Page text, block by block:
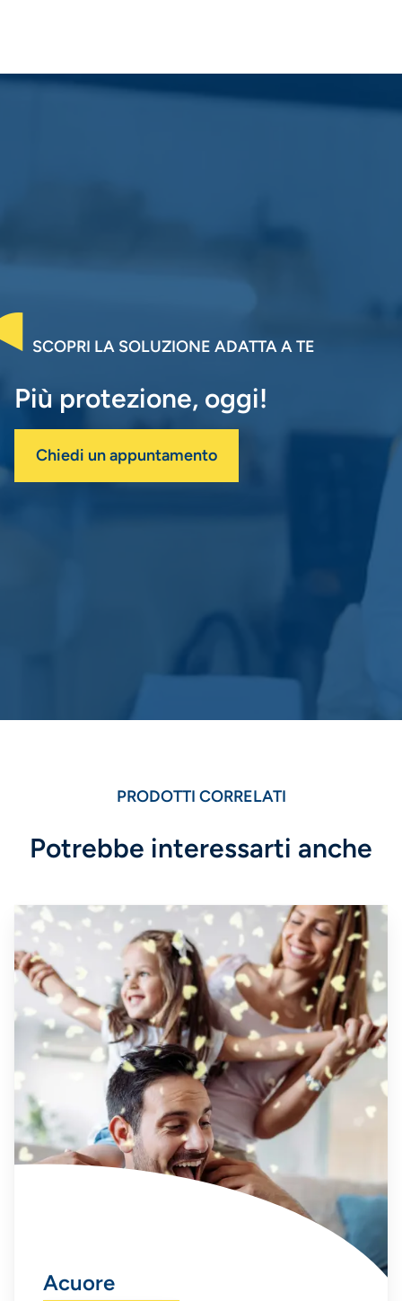
SCOPRI LA SOLUZIONE ADATTA A TE
Più protezione, oggi!
Chiedi un appuntamento
PRODOTTI CORRELATI
Potrebbe interessarti anche
Acuore